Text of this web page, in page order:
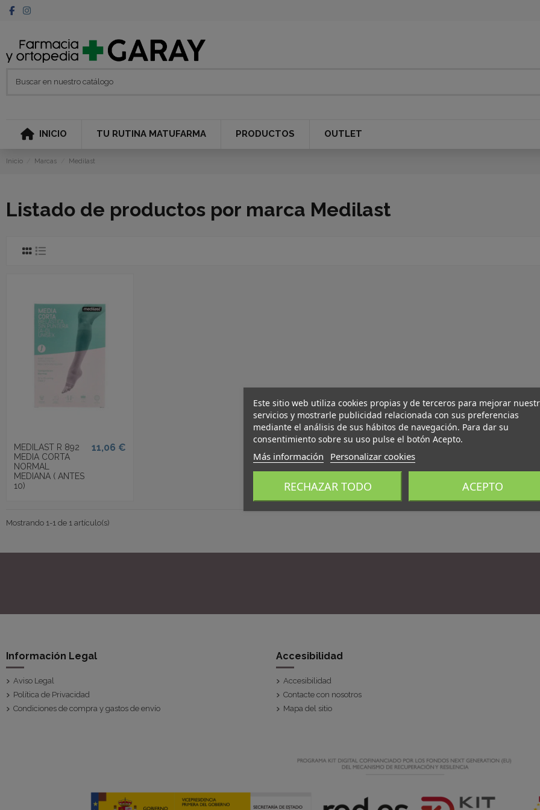
INICIO TU RUTINA MATUFARMA PRODUCTOS OUTLET
Inicio Marcas Medilast
Listado de productos por marca Medilast
MEDILAST R 892
MEDIA CORTA
NORMAL
MEDIANA ( ANTES
10)
11,06 €
Mostrando 1-1 de 1 artículo(s)
Información Legal
Aviso Legal
Política de Privacidad
Condiciones de compra y gastos de envío
Accesibilidad
Accesibilidad
Contacte con nosotros
Mapa del sitio
Este sitio web utiliza cookies propias y de terceros para mejorar
servicios y mostrarle publicidad relacionada con sus preferencias
mediante el análisis de sus hábitos de navegación. Para dar su
consentimiento sobre su uso pulse el botón Acepto.
Más información Personalizar cookies
RECHAZAR TODO ACEPTO